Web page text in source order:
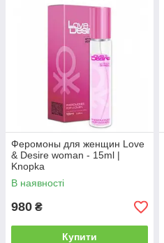
Феромоны для женщин Love
& Desire woman - 15ml |
Knopka
В наявності
980 ₴
Купити